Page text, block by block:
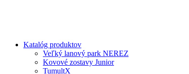
Katalóg produktov
Veľký lanový park NEREZ
Kovové zostavy Junior
TumultX